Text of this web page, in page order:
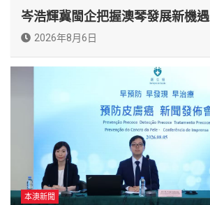
岑浩輝冀閩企把握澳琴發展新機遇
2026年8月6日
本澳新聞